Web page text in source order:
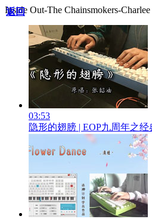
Inside Out-The Chainsmokers-Charlee
03:53
隐形的翅膀 | EOP九周年之经
返回